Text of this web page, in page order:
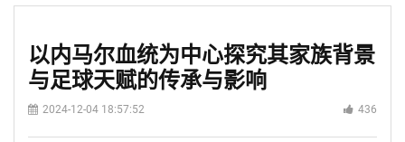
以内马尔血统为中心探究其家族背景
与足球天赋的传承与影响
2024-12-04 18:57:52 436